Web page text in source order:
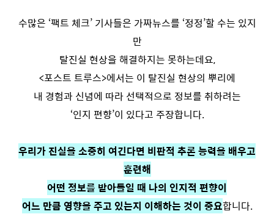
수많은 ‘팩트 체크’ 기사들은 가짜뉴스를 ‘정정’할 수는 있지
만
탈진실 현상을 해결하지는 못하는데요,
<포스트 트루스>에서는 이 탈진실 현상의 뿌리에
내 경험과 신념에 따라 선택적으로 정보를 취하려는
‘인지 편향’이 있다고 주장합니다.
우리가 진실을 소중히 여긴다면 비판적 추론 능력을 배우고
훈련해
어떤 정보를 받아들일 때 나의 인지적 편향이
어느 만큼 영향을 주고 있는지 이해하는 것이 중요합니다.